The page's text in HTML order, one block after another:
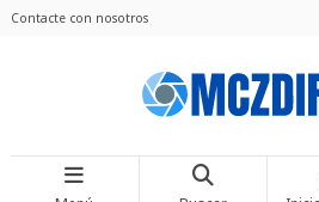
Contacte con nosotros